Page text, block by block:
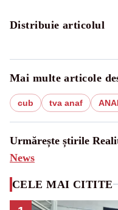
Distribuie articolul
Mai multe articole
cub tva anaf
Urmărește știrile
News
CELE MAI CITITE